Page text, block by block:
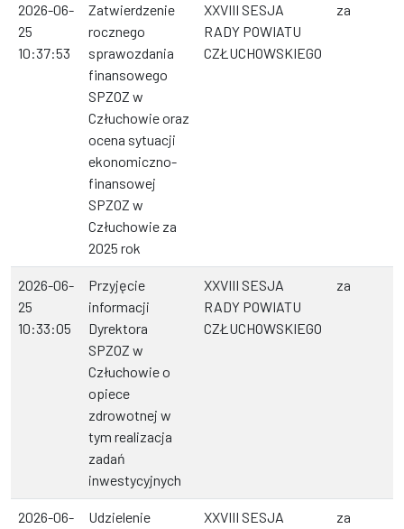
2026-06-
25
10:37:53
Zatwierdzenie
rocznego
sprawozdania
finansowego
SPZOZ w
Człuchowie oraz
ocena sytuacji
ekonomiczno-
finansowej
SPZOZ w
Człuchowie za
2025 rok
XXVIII SESJA
RADY POWIATU
CZŁUCHOWSKIEGO
za
2026-06-
25
10:33:05
Przyjęcie
informacji
Dyrektora
SPZOZ w
Człuchowie o
opiece
zdrowotnej w
tym realizacja
zadań
inwestycyjnych
XXVIII SESJA
RADY POWIATU
CZŁUCHOWSKIEGO
za
2026-06-
Udzielenie
XXVIII SESJA
za